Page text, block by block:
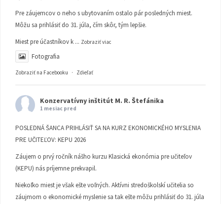
Pre záujemcov o neho s ubytovaním ostalo pár posledných miest.
Môžu sa prihlásiť do 31. júla, čím skôr, tým lepšie.
Miest pre účastníkov k ... Zobraziť viac
Fotografia
Zobraziť na Facebooku · Zdieľať
Konzervatívny inštitút M. R. Štefánika
1 mesiac pred
POSLEDNÁ ŠANCA PRIHLÁSIŤ SA NA KURZ EKONOMICKÉHO MYSLENIA
PRE UČITEĽOV: KEPU 2026
Záujem o prvý ročník nášho kurzu Klasická ekonómia pre učiteľov
(KEPU) nás príjemne prekvapil.
Niekoľko miest je však ešte voľných. Aktívni stredoškolskí učitelia so
záujmom o ekonomické myslenie sa tak ešte môžu prihlásiť do 31. júla